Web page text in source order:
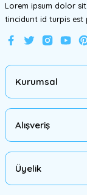
Lorem ipsum dolor
tincidunt id turpis est
Kurumsal
Alışveriş
Üyelik